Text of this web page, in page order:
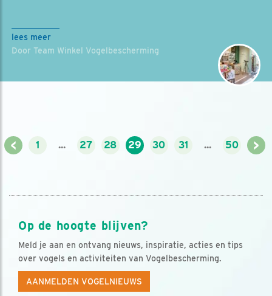
lees meer
Door Team Winkel Vogelbescherming
< 1 ... 27 28 29 30 31 ... 50 >
Op de hoogte blijven?
Meld je aan en ontvang nieuws, inspiratie, acties en tips
over vogels en activiteiten van Vogelbescherming.
AANMELDEN VOGELNIEUWS